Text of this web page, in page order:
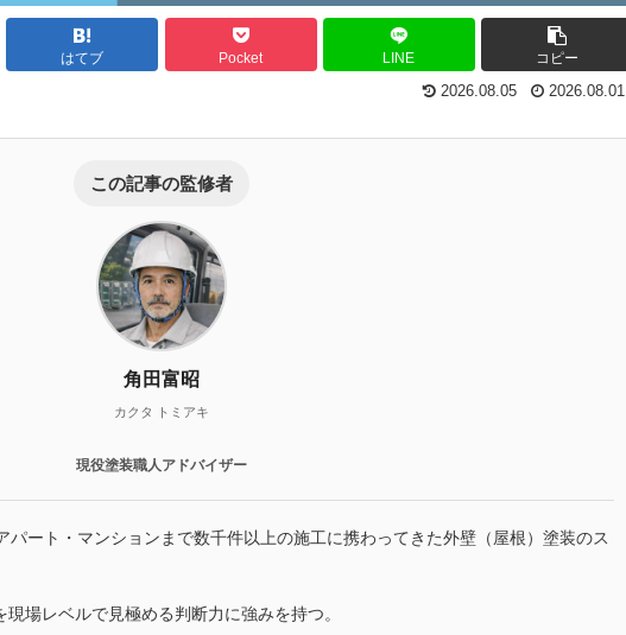
はてブ Pocket LINE コピー
2026.08.05 2026.08.01
この記事の監修者
角田富昭
カクタ トミアキ
現役塗装職人アドバイザー
ート・マンションまで数千件以上の施工に携わってきた外壁（屋根）塗装のス
場レベルで見極める判断力に強みを持つ。